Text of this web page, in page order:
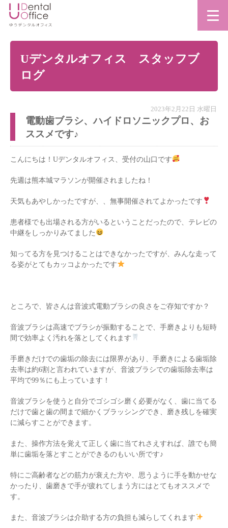
Uデンタルオフィス スタッフブ
ログ
2023年2月22日 水曜日
電動歯ブラシ、ハイドロソニックプロ、お
ススメです♪
こんにちは！Uデンタルオフィス、受付の山口です
先週は熊本城マラソンが開催されましたね！
天気もあやしかったですが、、無事開催されてよかったです
患者様でも出場される方がいるということだったので、テレビの
中継をしっかりみてました
知ってる方を見つけることはできなかったですが、みんな走って
る姿がとてもカッコよかったです
ところで、皆さんは音波式電動ブラシの良さをご存知ですか？
音波ブラシは高速でブラシが振動することで、手磨きよりも短時
間で効率よく汚れを落としてくれます
手磨きだけでの歯垢の除去には限界があり、手磨きによる歯垢除
去率は約6割と言われていますが、音波ブラシでの歯垢除去率は
平均で99％にも上っています！
音波ブラシを使うと自分でゴシゴシ磨く必要がなく、歯に当てる
だけで歯と歯の間まで細かくブラッシングでき、磨き残しを確実
に減らすことができます。
また、操作方法を覚えて正しく歯に当てれさえすれば、誰でも簡
単に歯垢を落とすことができるのもいい所です♪
特にご高齢者などの筋力が衰えた方や、思うように手を動かせな
かったり、歯磨きで手が疲れてしまう方にはとてもオススメで
す。
また、音波ブラシは介助する方の負担も減らしてくれます